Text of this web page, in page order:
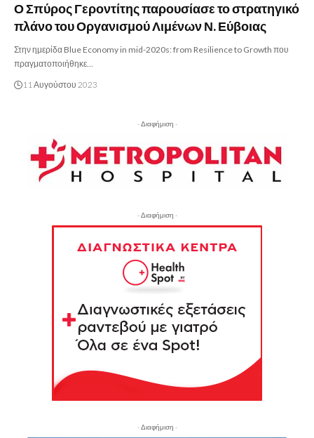
Ο Σπύρος Γεροντίτης παρουσίασε το στρατηγικό
πλάνο του Οργανισμού Λιμένων Ν. Εύβοιας
Στην ημερίδα Blue Economy in mid-2020s: from Resilience to Growth που
πραγματοποιήθηκε…
11 Αυγούστου 2023
- Διαφήμιση -
- Διαφήμιση -
- Διαφήμιση -